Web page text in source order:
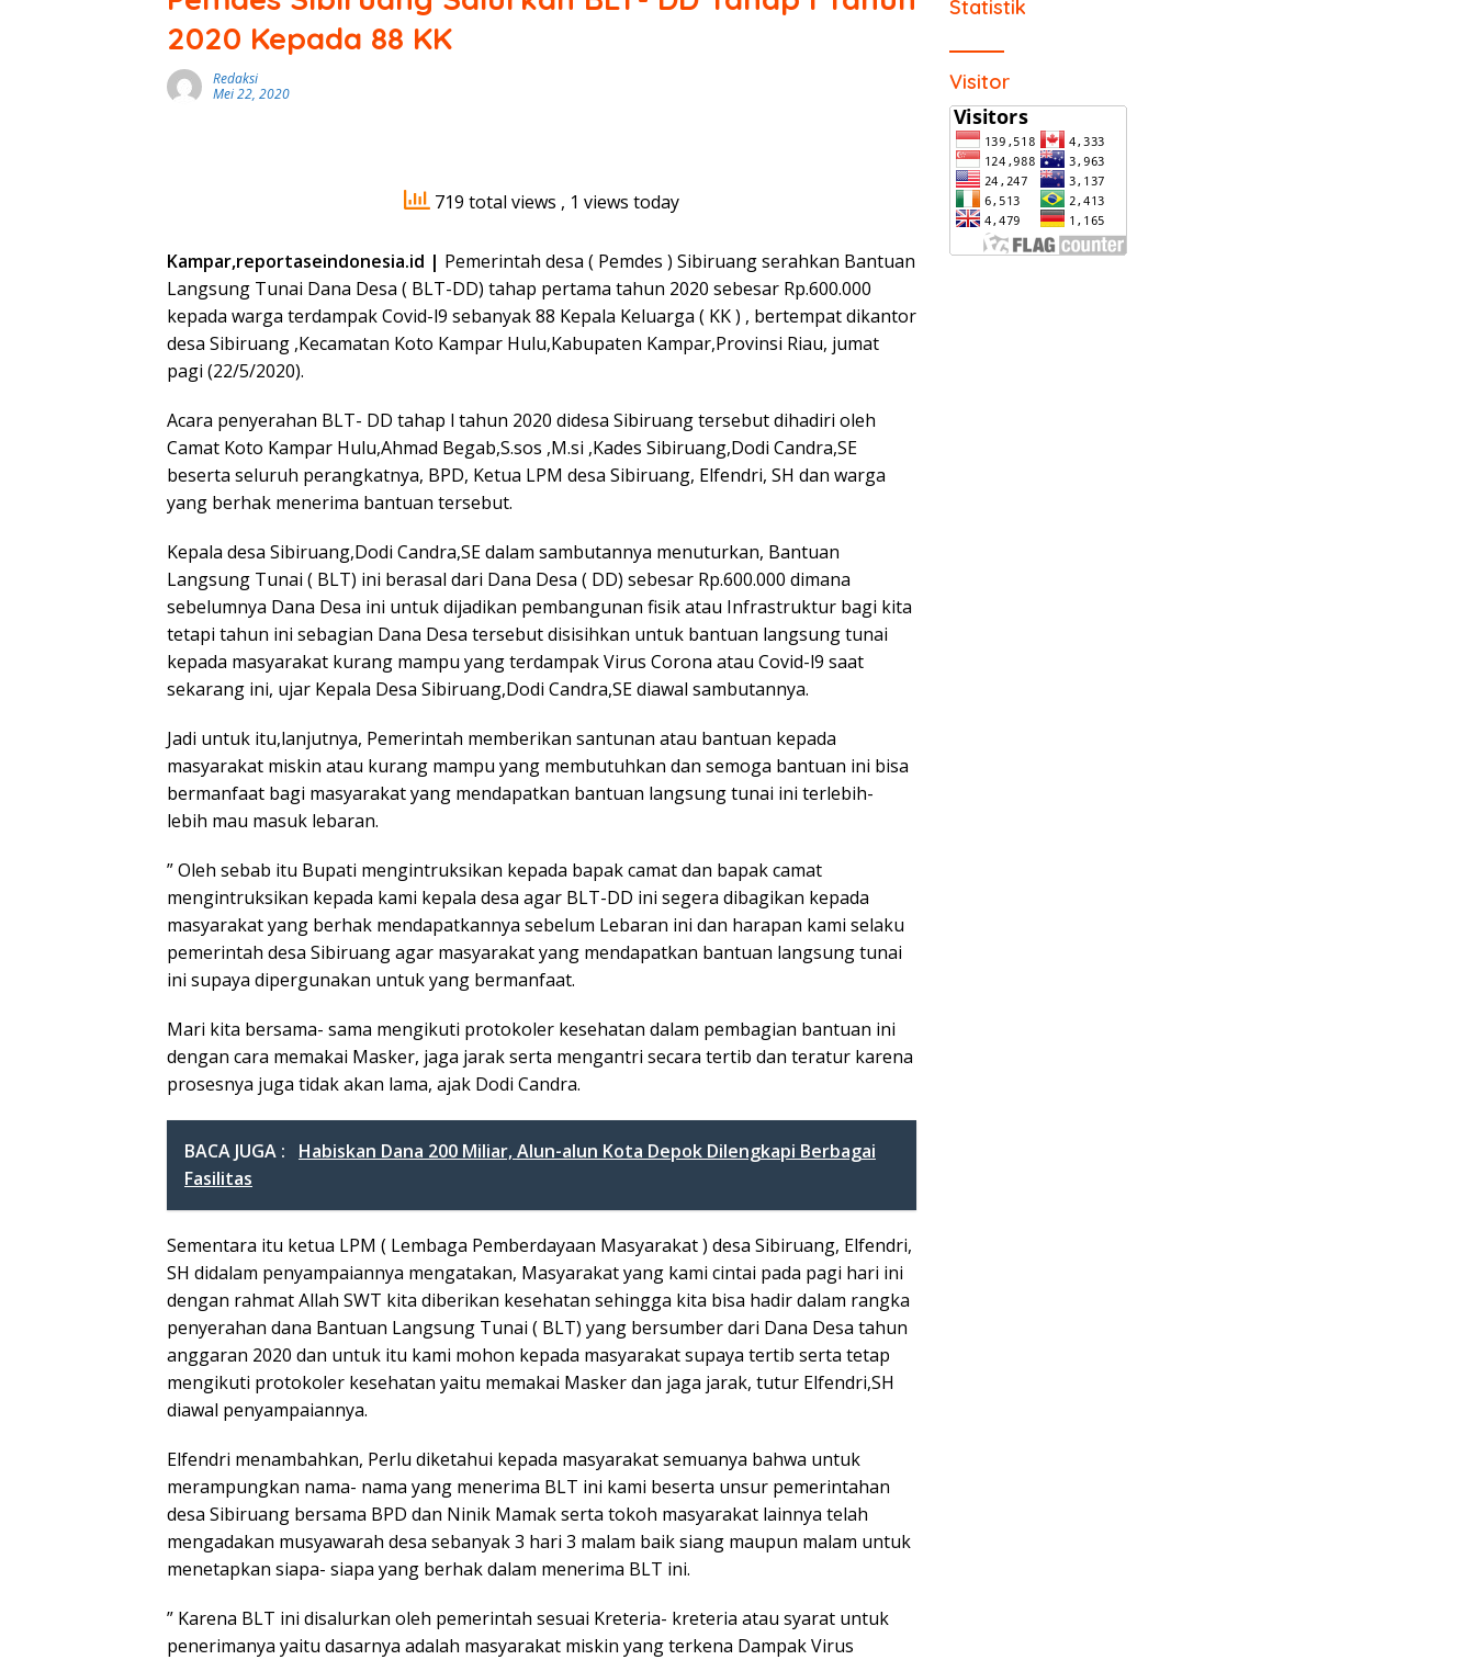
2020 Kepada 88 KK
Redaksi
Mei 22, 2020
719 total views , 1 views today
Kampar,reportaseindonesia.id | Pemerintah desa ( Pemdes ) Sibiruang serahkan Bantuan
Langsung Tunai Dana Desa ( BLT-DD) tahap pertama tahun 2020 sebesar Rp.600.000
kepada warga terdampak Covid-l9 sebanyak 88 Kepala Keluarga ( KK ) , bertempat dikantor
desa Sibiruang ,Kecamatan Koto Kampar Hulu,Kabupaten Kampar,Provinsi Riau, jumat
pagi (22/5/2020).
Acara penyerahan BLT- DD tahap l tahun 2020 didesa Sibiruang tersebut dihadiri oleh
Camat Koto Kampar Hulu,Ahmad Begab,S.sos ,M.si ,Kades Sibiruang,Dodi Candra,SE
beserta seluruh perangkatnya, BPD, Ketua LPM desa Sibiruang, Elfendri, SH dan warga
yang berhak menerima bantuan tersebut.
Kepala desa Sibiruang,Dodi Candra,SE dalam sambutannya menuturkan, Bantuan
Langsung Tunai ( BLT) ini berasal dari Dana Desa ( DD) sebesar Rp.600.000 dimana
sebelumnya Dana Desa ini untuk dijadikan pembangunan fisik atau Infrastruktur bagi kita
tetapi tahun ini sebagian Dana Desa tersebut disisihkan untuk bantuan langsung tunai
kepada masyarakat kurang mampu yang terdampak Virus Corona atau Covid-l9 saat
sekarang ini, ujar Kepala Desa Sibiruang,Dodi Candra,SE diawal sambutannya.
Jadi untuk itu,lanjutnya, Pemerintah memberikan santunan atau bantuan kepada
masyarakat miskin atau kurang mampu yang membutuhkan dan semoga bantuan ini bisa
bermanfaat bagi masyarakat yang mendapatkan bantuan langsung tunai ini terlebih-
lebih mau masuk lebaran.
” Oleh sebab itu Bupati mengintruksikan kepada bapak camat dan bapak camat
mengintruksikan kepada kami kepala desa agar BLT-DD ini segera dibagikan kepada
masyarakat yang berhak mendapatkannya sebelum Lebaran ini dan harapan kami selaku
pemerintah desa Sibiruang agar masyarakat yang mendapatkan bantuan langsung tunai
ini supaya dipergunakan untuk yang bermanfaat.
Mari kita bersama- sama mengikuti protokoler kesehatan dalam pembagian bantuan ini
dengan cara memakai Masker, jaga jarak serta mengantri secara tertib dan teratur karena
prosesnya juga tidak akan lama, ajak Dodi Candra.
BACA JUGA :
Habiskan Dana 200 Miliar, Alun-alun Kota Depok Dilengkapi Berbagai
Fasilitas
Sementara itu ketua LPM ( Lembaga Pemberdayaan Masyarakat ) desa Sibiruang, Elfendri,
SH didalam penyampaiannya mengatakan, Masyarakat yang kami cintai pada pagi hari ini
dengan rahmat Allah SWT kita diberikan kesehatan sehingga kita bisa hadir dalam rangka
penyerahan dana Bantuan Langsung Tunai ( BLT) yang bersumber dari Dana Desa tahun
anggaran 2020 dan untuk itu kami mohon kepada masyarakat supaya tertib serta tetap
mengikuti protokoler kesehatan yaitu memakai Masker dan jaga jarak, tutur Elfendri,SH
diawal penyampaiannya.
Elfendri menambahkan, Perlu diketahui kepada masyarakat semuanya bahwa untuk
merampungkan nama- nama yang menerima BLT ini kami beserta unsur pemerintahan
desa Sibiruang bersama BPD dan Ninik Mamak serta tokoh masyarakat lainnya telah
mengadakan musyawarah desa sebanyak 3 hari 3 malam baik siang maupun malam untuk
menetapkan siapa- siapa yang berhak dalam menerima BLT ini.
” Karena BLT ini disalurkan oleh pemerintah sesuai Kreteria- kreteria atau syarat untuk
penerimanya yaitu dasarnya adalah masyarakat miskin yang terkena Dampak Virus
Statistik
Visitor